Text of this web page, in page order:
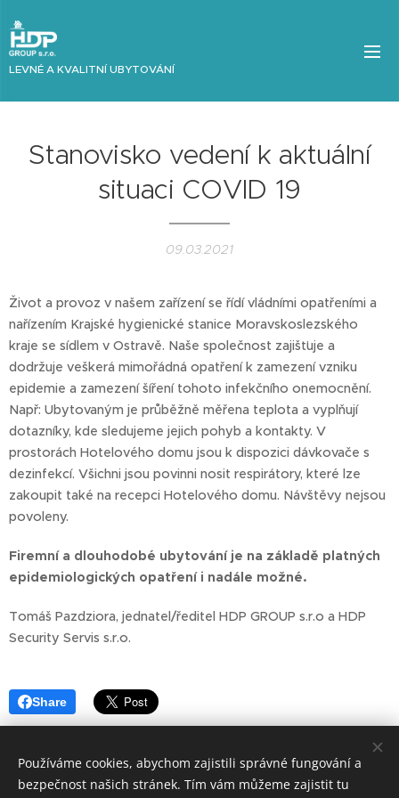
LEVNÉ A KVALITNÍ UBYTOVÁNÍ
Stanovisko vedení k aktuální
situaci COVID 19
09.03.2021
Život a provoz v našem zařízení se řídí vládními opatřeními a
nařízením Krajské hygienické stanice Moravskoslezského
kraje se sídlem v Ostravě. Naše společnost zajišťuje a
dodržuje veškerá mimořádná opatření k zamezení vzniku
epidemie a zamezení šíření tohoto infekčního onemocnění.
Např: Ubytovaným je průběžně měřena teplota a vyplňují
dotazníky, kde sledujeme jejich pohyb a kontakty. V
prostorách Hotelového domu jsou k dispozici dávkovače s
dezinfekcí. Všichni jsou povinni nosit respirátory, které lze
zakoupit také na recepci Hotelového domu. Návštěvy nejsou
povoleny.
Firemní a dlouhodobé ubytování je na základě platných
epidemiologických opatření i nadále možné.
Tomáš Pazdziora, jednatel/ředitel HDP GROUP s.r.o a HDP
Security Servis s.r.o.
Share
Používáme cookies, abychom zajistili správné fungování a
bezpečnost našich stránek. Tím vám můžeme zajistit tu